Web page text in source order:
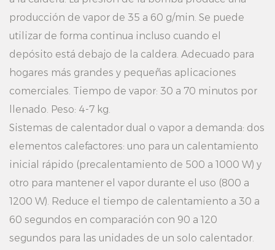
producción de vapor de 35 a 60 g/min. Se puede
utilizar de forma continua incluso cuando el
depósito está debajo de la caldera. Adecuado para
hogares más grandes y pequeñas aplicaciones
comerciales. Tiempo de vapor: 30 a 70 minutos por
llenado. Peso: 4-7 kg.
Sistemas de calentador dual o vapor a demanda: dos
elementos calefactores: uno para un calentamiento
inicial rápido (precalentamiento de 500 a 1000 W) y
otro para mantener el vapor durante el uso (800 a
1200 W). Reduce el tiempo de calentamiento a 30 a
60 segundos en comparación con 90 a 120
segundos para las unidades de un solo calentador.